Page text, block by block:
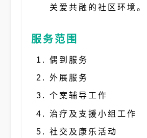
关爱共融的社区环境。
服务范围
偶到服务
外展服务
个案辅导工作
治疗及支援小组工作
社交及康乐活动